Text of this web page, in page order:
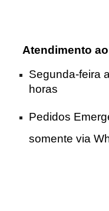
Atendimento
Segunda-feira
horas
Pedidos
somente via